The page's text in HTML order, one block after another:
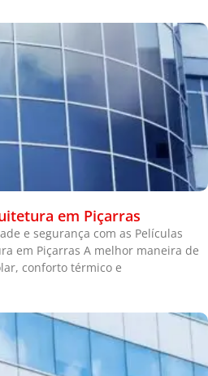
em Piçarras
e segurança com as Películas
em Piçarras A melhor maneira de
conforto térmico e